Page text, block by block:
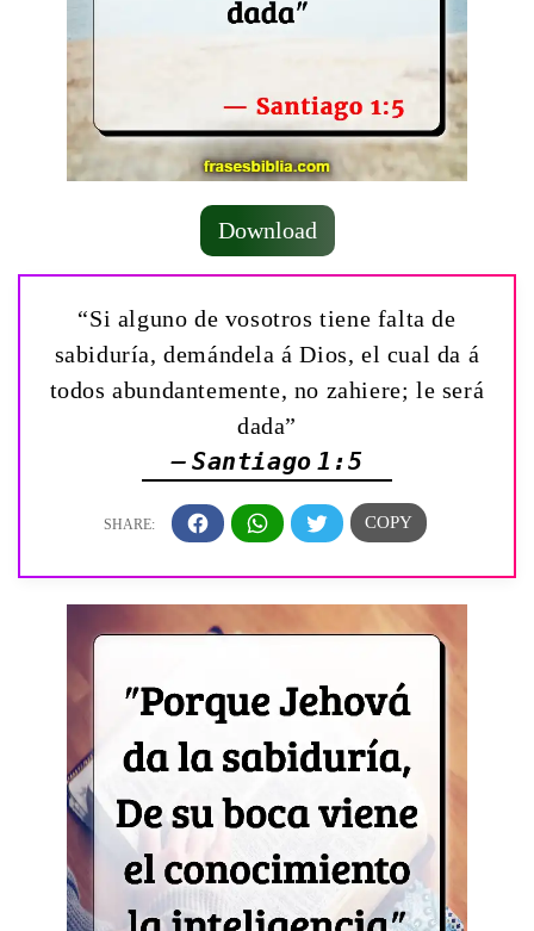
Download
“Si alguno de vosotros tiene falta de
sabiduría, demándela á Dios, el cual da á
todos abundantemente, no zahiere; le será
dada”
— Santiago 1:5